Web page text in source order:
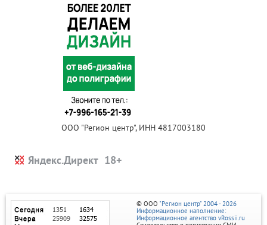
ООО "Регион центр", ИНН 4817003180
Яндекс.Директ
© ООО "Регион центр" 2004 - 2026
Информационное наполнение:
Информационное агентство vRossii.ru